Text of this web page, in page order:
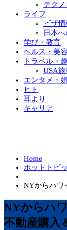
テク
ライフ
ビザ情
日本
学び・教育
ヘルス・美容
トラベル・
USA旅
エンタメ・
ヒト
耳より
キャリア
Home
ホットトピ
NYからハワ
NYからハ
不動産購入